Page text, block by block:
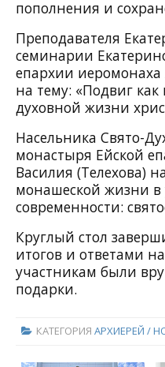
пополнения и
Преподавателя
семинарии
епархии иеромонаха
на тему: «Подвиг
духовной жизни
Насельника Свято-
монастыря Ейской
Василия (Телехова)
монашеской жизни в
современности:
Круглый стол
итогов и ответами
участникам были
подарки.
КАТЕГОРИЯ АРХИЕРЕЙ /